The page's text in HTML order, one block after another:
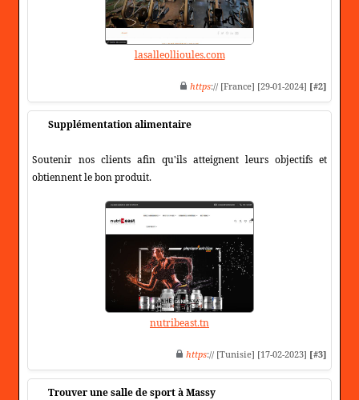
lasalleollioules.com
https:// [France] [29-01-2024] [#2]
Supplémentation alimentaire
Soutenir nos clients afin qu'ils atteignent leurs objectifs et
obtiennent le bon produit.
nutribeast.tn
https:// [Tunisie] [17-02-2023] [#3]
Trouver une salle de sport à Massy